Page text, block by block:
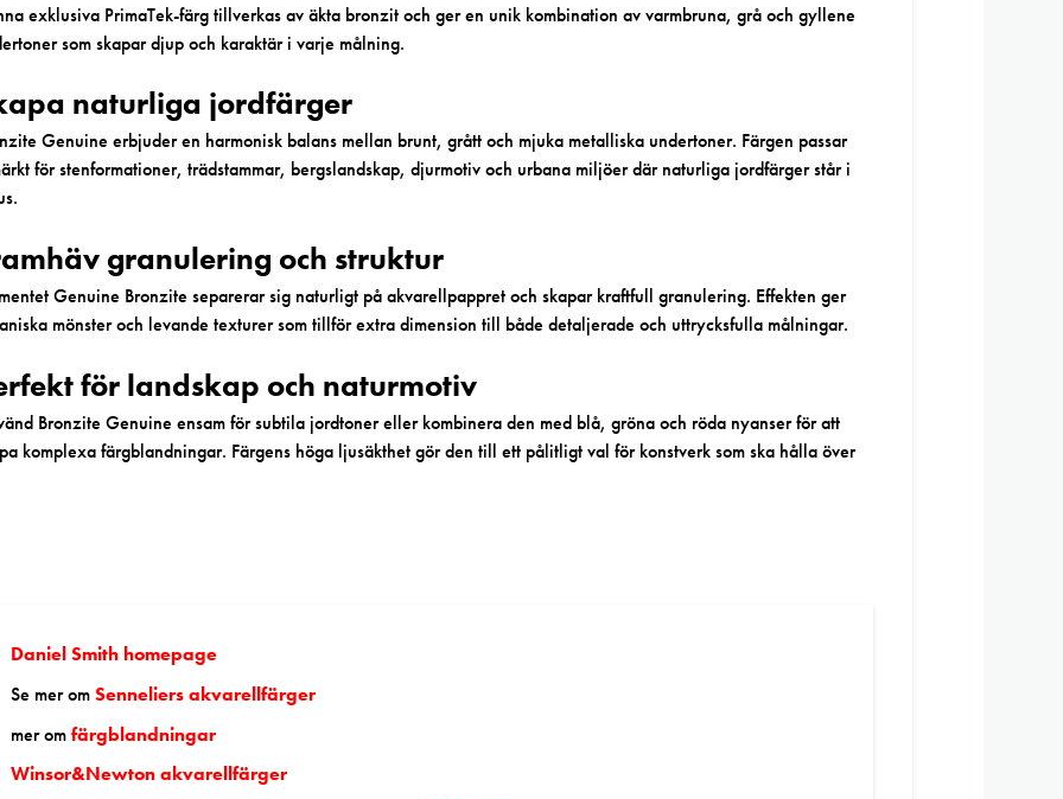
exklusiva PrimaTek-färg tillverkas av äkta bronzit och ger en unik kombination av varmbruna, grå och gyllene
som skapar djup och karaktär i varje målning.
naturliga jordfärger
Genuine erbjuder en harmonisk balans mellan brunt, grått och mjuka metalliska undertoner. Färgen passar
för stenformationer, trädstammar, bergslandskap, djurmotiv och urbana miljöer där naturliga jordfärger står i
granulering och struktur
Genuine Bronzite separerar sig naturligt på akvarellpappret och skapar kraftfull granulering. Effekten ger
mönster och levande texturer som tillför extra dimension till både detaljerade och uttrycksfulla målningar.
för landskap och naturmotiv
Bronzite Genuine ensam för subtila jordtoner eller kombinera den med blå, gröna och röda nyanser för att
komplexa färgblandningar. Färgens höga ljusäkthet gör den till ett pålitligt val för konstverk som ska hålla över
Daniel Smith homepage
Se mer om Senneliers akvarellfärger
mer om färgblandningar
Winsor&Newton akvarellfärger